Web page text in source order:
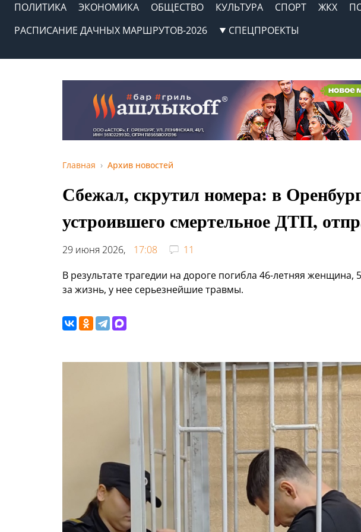
ПОЛИТИКА
ЭКОНОМИКА ОБЩЕСТВО КУЛЬТУРА СПОРТ ЖКХ
РАСПИСАНИЕ ДАЧНЫХ МАРШРУТОВ-2026
СПЕЦПРОЕКТЫ
Главная Архив новостей
Сбежал, скрутил номера: в
устроившего смертельное ДТП,
29 июня 2026, 17:08
11
В результате трагедии на дороге погибла 46-летняя женщина,
за жизнь, у нее серьезнейшие травмы.